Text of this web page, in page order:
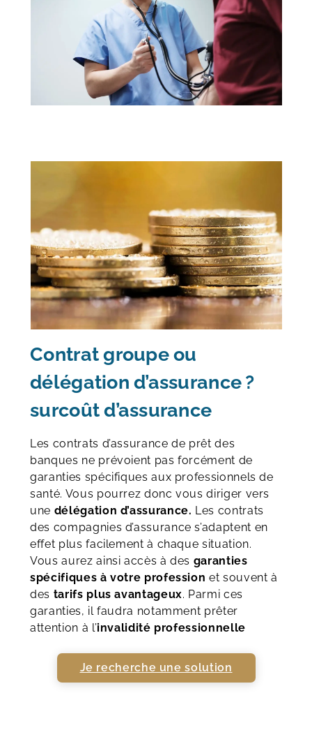
Contrat groupe ou
délégation d’assurance ?
surcoût d’assurance
Les contrats d’assurance de prêt des
banques ne prévoient pas forcément de
garanties spécifiques aux professionnels de
santé. Vous pourrez donc vous diriger vers
une délégation d’assurance. Les contrats
des compagnies d’assurance s’adaptent en
effet plus facilement à chaque situation.
Vous aurez ainsi accès à des garanties
spécifiques à votre profession et souvent à
des tarifs plus avantageux. Parmi ces
garanties, il faudra notamment prêter
attention à l’invalidité professionnelle
Je recherche une solution